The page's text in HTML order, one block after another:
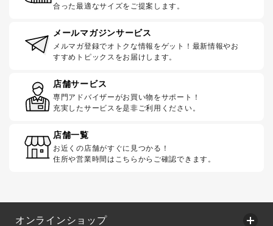
合った最適なサイズをご提案します。
メールマガジンサービス
メルマガ登録でオトクな情報をゲット！最新情報やお
すすめトピックスをお届けします。
店舗サービス
専門アドバイザーがお買い物をサポート！
充実したサービスを是非ご利用ください。
店舗一覧
お近くの店舗がすぐに見つかる！
住所や営業時間はこちらからご確認できます。
オンラインショップ